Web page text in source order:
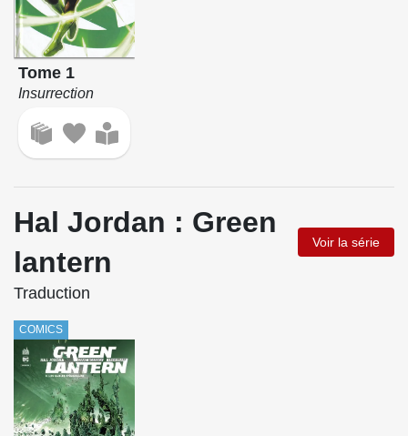
Tome 1
Insurrection
Hal Jordan : Green
lantern
Voir la série
Traduction
COMICS